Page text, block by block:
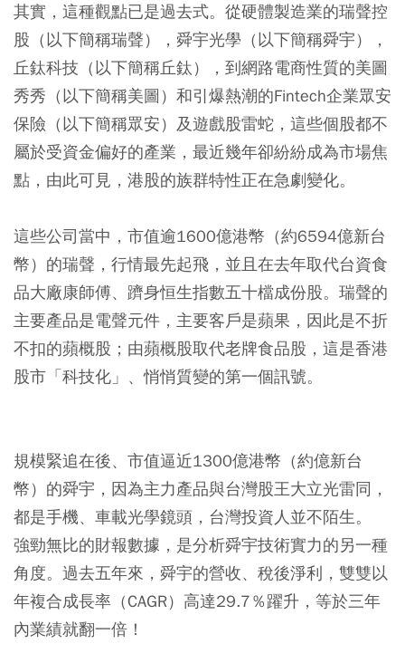
其實，這種觀點已是過去式。從硬體製造業的瑞聲控
股（以下簡稱瑞聲），舜宇光學（以下簡稱舜宇），
丘鈦科技（以下簡稱丘鈦），到網路電商性質的美圖
秀秀（以下簡稱美圖）和引爆熱潮的Fintech企業眾安
保險（以下簡稱眾安）及遊戲股雷蛇，這些個股都不
屬於受資金偏好的產業，最近幾年卻紛紛成為市場焦
點，由此可見，港股的族群特性正在急劇變化。
這些公司當中，市值逾1600億港幣（約6594億新台
幣）的瑞聲，行情最先起飛，並且在去年取代台資食
品大廠康師傅、躋身恒生指數五十檔成份股。瑞聲的
主要產品是電聲元件，主要客戶是蘋果，因此是不折
不扣的蘋概股；由蘋概股取代老牌食品股，這是香港
股市「科技化」、悄悄質變的第一個訊號。
規模緊追在後、市值逼近1300億港幣（約億新台
幣）的舜宇，因為主力產品與台灣股王大立光雷同，
都是手機、車載光學鏡頭，台灣投資人並不陌生。
強勁無比的財報數據，是分析舜宇技術實力的另一種
角度。過去五年來，舜宇的營收、稅後淨利，雙雙以
年複合成長率（CAGR）高達29.7％躍升，等於三年
內業績就翻一倍！